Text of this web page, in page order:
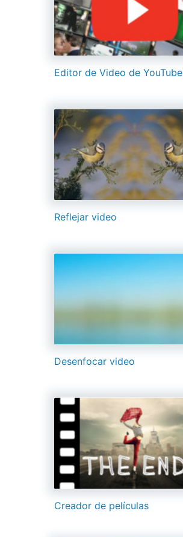
Editor de Video de YouTube
Reflejar video
Desenfocar video
Creador de películas